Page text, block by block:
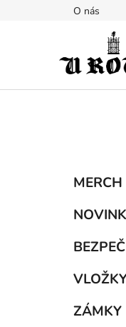
O nás
Přeskočit
kategorie
MERCH
ZÁMKY